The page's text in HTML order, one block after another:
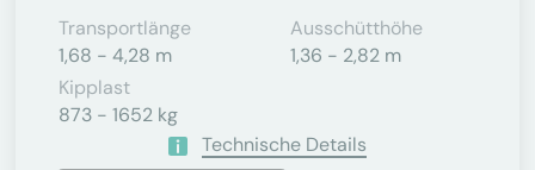
Transportlänge
1,68 - 4,28 m
Ausschütthöhe
1,36 - 2,82 m
Kipplast
873 - 1652 kg
Technische Details